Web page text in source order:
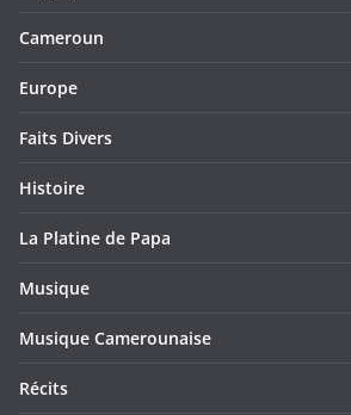
Cameroun
Europe
Faits Divers
Histoire
La Platine de Papa
Musique
Musique Camerounaise
Récits